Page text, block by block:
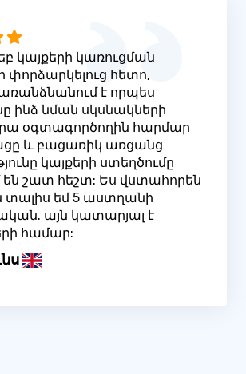
կայքերի կառուցման
փորձարկելուց հետո,
առանձնանում է որպես
ինձ նման սկսնակների
օգտագործողին հարմար
և բացառիկ առցանց
կայքերի ստեղծումը
են շատ հեշտ: Ես վստահորեն
տալիս եմ 5 աստղանի
այն կատարյալ է
համար: